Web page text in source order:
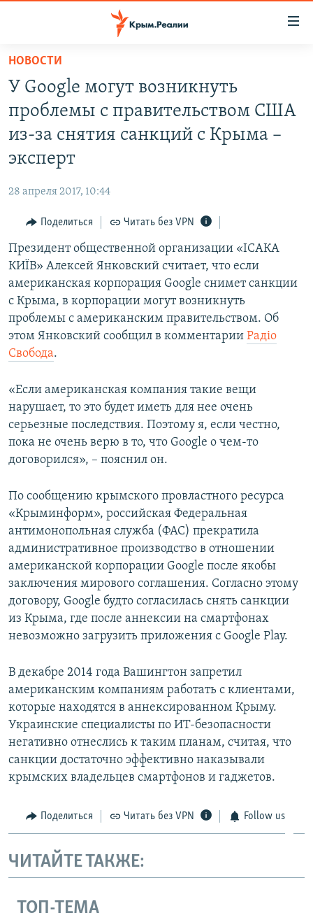
Вернуться
основному
содержанию
Вернутся
главной
Вернутся
поиску
СПЕЦПРОЕКТЫ
ВОДА
ИНТЕРАКТИВ
ИНФОГРАФИКА
ТЕЛЕПРОЕКТ КРЫМ.РЕАЛИИ
ПРОПАВШИЕ БЕЗ ВЕСТИ
ПОБЕДИТЕЛЕЙ НЕ СУДЯТ?
КРЫМ.НЕПОКОРЕННЫЙ
УКРАИНСКАЯ ПРОБЛЕМА КРЫМА
РАДІО СВОБОДА
КАК ОБОЙТИ БЛОКИРОВКУ
Українською
Qırımtatar
ПРИСОЕДИНЯЙТЕСЬ!
Все сайты RFE/RL
НОВОСТИ
У Google могут возникнуть
проблемы с правительством США
из-за снятия санкций с Крыма –
эксперт
28 апреля 2017, 10:44
Поделиться Читать без VPN
Президент общественной организации «ІСАКА
КИЇВ» Алексей Янковский считает, что если
американская корпорация Google снимет санкции
с Крыма, в корпорации могут возникнуть
проблемы с американским правительством. Об
этом Янковский сообщил в комментарии Радіо
Свобода.
«Если американская компания такие вещи
нарушает, то это будет иметь для нее очень
серьезные последствия. Поэтому я, если честно,
пока не очень верю в то, что Google о чем-то
договорился», – пояснил он.
По сообщению крымского провластного ресурса
«Крыминформ», российская Федеральная
антимонопольная служба (ФАС) прекратила
административное производство в отношении
американской корпорации Google после якобы
заключения мирового соглашения. Согласно этому
договору, Google будто согласилась снять санкции
из Крыма, где после аннексии на смартфонах
невозможно загрузить приложения с Google Play.
В декабре 2014 года Вашингтон запретил
американским компаниям работать с клиентами,
которые находятся в аннексированном Крыму.
Украинские специалисты по ИТ-безопасности
негативно отнеслись к таким планам, считая, что
санкции достаточно эффективно наказывали
крымских владельцев смартфонов и гаджетов.
Поделиться Читать без VPN Follow us
ЧИТАЙТЕ ТАКЖЕ:
ТОП-ТЕМА